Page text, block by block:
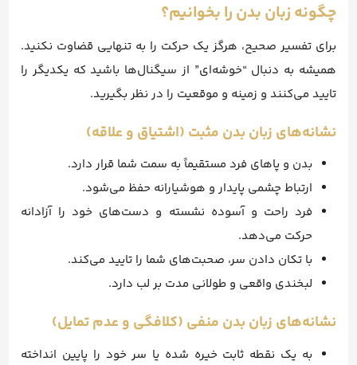
چگونه زبان بدن را بخوانیم؟
برای تفسیر صحیح، هرگز یک حرکت را به تنهایی قضاوت نکنید.
همیشه به دنبال “خوشه‌ای” از سیگنال‌ها باشید که یکدیگر را
تایید می‌کنند و زمینه و موقعیت را در نظر بگیرید.
نشانه‌های زبان بدن مثبت (اشتیاق و علاقه)
بدن و پاهای فرد مستقیماً به سمت شما قرار دارد.
ارتباط چشمی پایدار و هوشیارانه حفظ می‌شود.
فرد راحت و آسوده نشسته و دست‌های خود را آزادانه
حرکت می‌دهد.
با تکان دادن سر، صحبت‌های شما را تایید می‌کند.
لبخندی واقعی و طولانی مدت بر لب دارد.
نشانه‌های زبان بدن منفی (کلافگی و عدم تمایل)
به یک نقطه ثابت خیره شده یا سر خود را پایین انداخته